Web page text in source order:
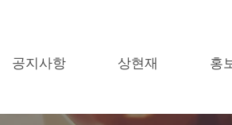
공지사항 상현재 홍